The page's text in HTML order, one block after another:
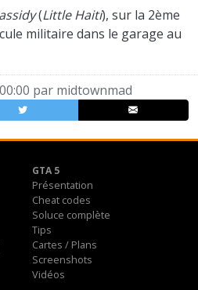
(Little Haiti), sur la 2ème
militaire dans le garage au
par midtownmad
GTA 5
Présentation
Cheat codes
Soluce complète
Tips
Cartes / Plans
Screenshots
Vidéos